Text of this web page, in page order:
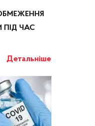
ПІД ЧАС
Детальніше